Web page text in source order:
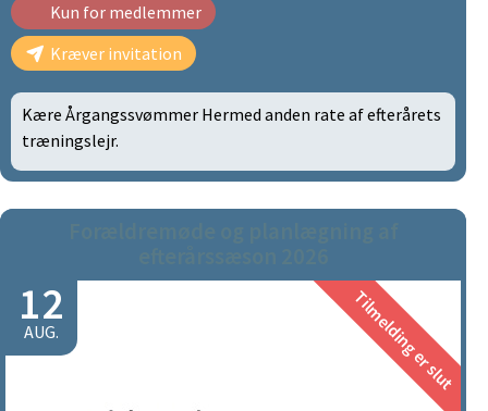
Kun for medlemmer
Kræver invitation
Kære Årgangssvømmer Hermed anden rate af efterårets
træningslejr.
12
AUG. Tilmelding er slut